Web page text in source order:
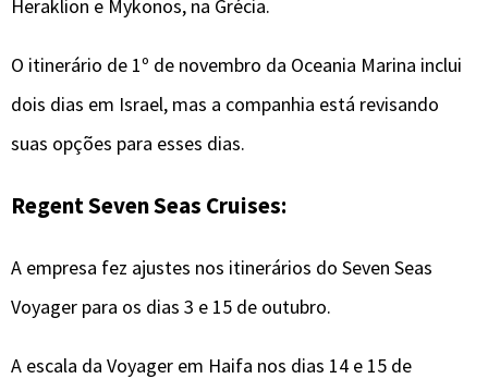
Heraklion e Mykonos, na Grécia.
O itinerário de 1º de novembro da Oceania Marina inclui
dois dias em Israel, mas a companhia está revisando
suas opções para esses dias.
Regent Seven Seas Cruises:
A empresa fez ajustes nos itinerários do Seven Seas
Voyager para os dias 3 e 15 de outubro.
A escala da Voyager em Haifa nos dias 14 e 15 de